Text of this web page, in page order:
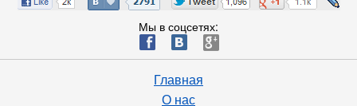
Мы в соцсетях:
ä æ è
Главная
О нас